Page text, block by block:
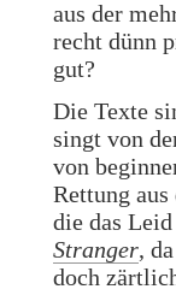
aus der
recht dünn
gut?
Die Texte
singt von
von
Rettung
die das
Stranger,
doch